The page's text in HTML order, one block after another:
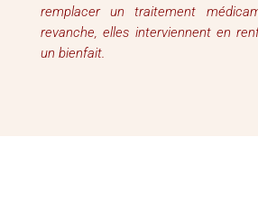
remplacer un traitement
revanche, elles interviennent en
un bienfait.